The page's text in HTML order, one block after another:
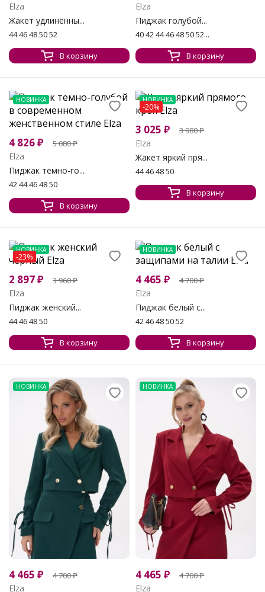
Elza
Жакет удлинённы...
44 46 48 50 52
В корзину
Elza
Пиджак голубой...
40 42 44 46 48 50 52...
В корзину
НОВИНКА
4 826₽ 5 080₽
Elza
Пиджак тёмно-го...
42 44 46 48 50
В корзину
НОВИНКА
-20%
3 025 ₽ 3 980₽
Elza
Жакет яркий пря...
44 46 48 50
В корзину
НОВИНКА
-23%
2 897₽ 3 960₽
Elza
Пиджак женский...
44 46 48 50
В корзину
НОВИНКА
4 465 ₽ 4 700₽
Elza
Пиджак белый с...
42 46 48 50 52
В корзину
НОВИНКА
4 465 ₽ 4 700₽
Elza
НОВИНКА
4 465 ₽ 4 700₽
Elza